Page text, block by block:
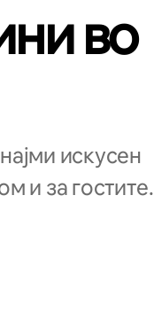
во
искусен
и за гостите.